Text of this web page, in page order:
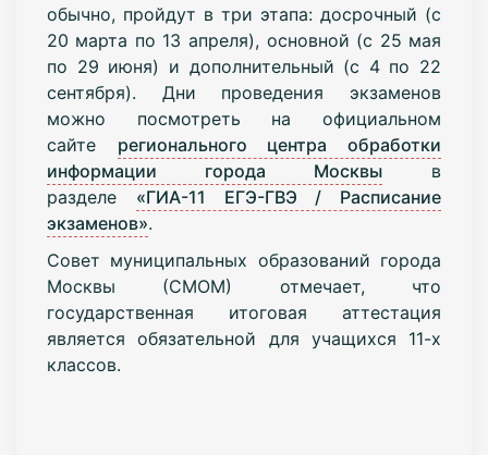
обычно, пройдут в три этапа: досрочный (с
20 марта по 13 апреля), основной (с 25 мая
по 29 июня) и дополнительный (с 4 по 22
сентября). Дни проведения экзаменов
можно посмотреть на официальном
сайте регионального центра обработки
информации города Москвы в
разделе «ГИА-11 ЕГЭ-ГВЭ / Расписание
экзаменов».
Совет муниципальных образований города
Москвы (СМОМ) отмечает, что
государственная итоговая аттестация
является обязательной для учащихся 11-х
классов.